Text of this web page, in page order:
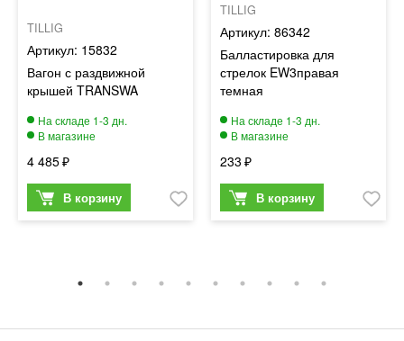
TILLIG
15832
Вагон с раздвижной
крышей TRANSWA
4 485
TILLIG
86342
Балластировка для
стрелок EW3правая
темная
233